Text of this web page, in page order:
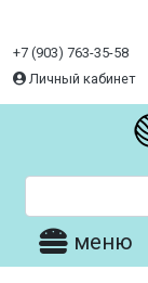
+7 (903) 763-35-58
Личный кабинет
меню